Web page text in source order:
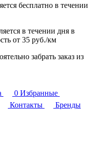
бесплатно в течении
в течении дня в
от 35 руб./км
забрать заказ из
0 Избранные
Контакты
Бренды